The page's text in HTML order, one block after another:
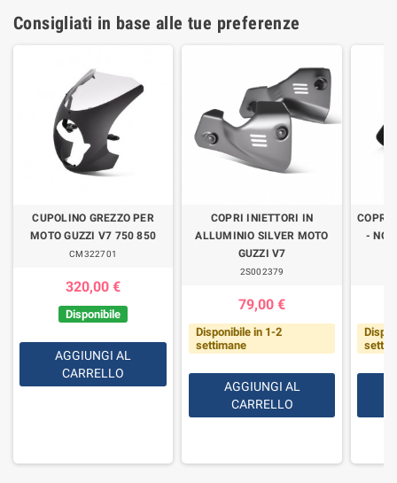
Consigliati in base alle tue preferenze
CUPOLINO GREZZO PER
MOTO GUZZI V7 750 850
CM322701
320,00 €
Disponibile
AGGIUNGI AL
CARRELLO
COPRI INIETTORI IN
ALLUMINIO SILVER MOTO
GUZZI V7
2S002379
79,00 €
Disponibile in 1-2
settimane
AGGIUNGI AL
CARRELLO
-